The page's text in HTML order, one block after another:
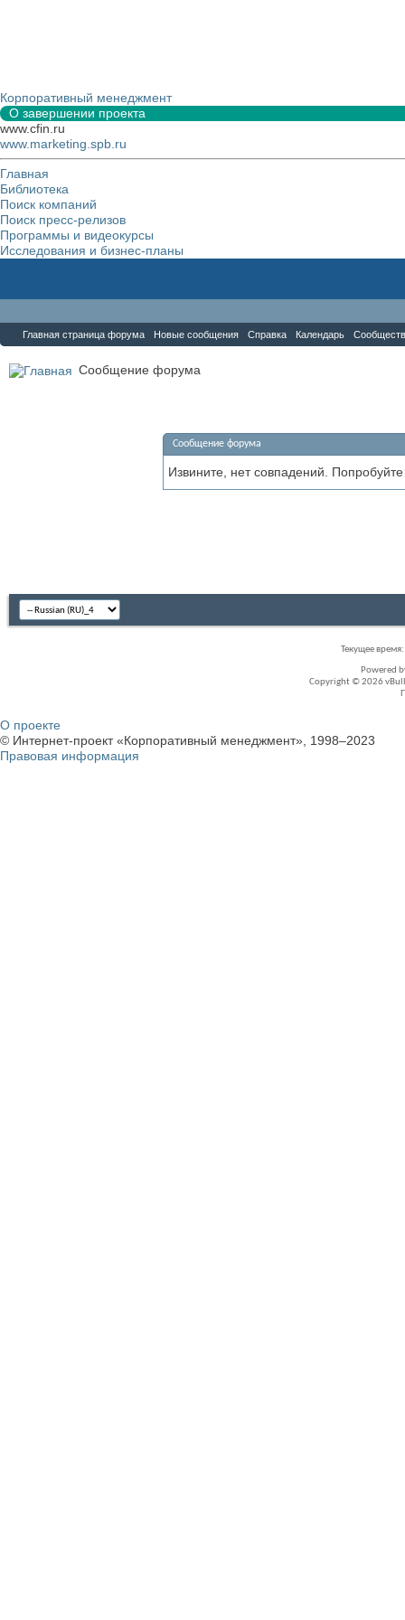
Корпоративный менеджмент
О завершении проекта
www.cfin.ru
www.marketing.spb.ru
Главная
Библиотека
Поиск компаний
Поиск пресс-релизов
Программы и видеокурсы
Исследования и бизнес-планы
Главная страница форума Новые сообщения Справка Календарь
Сообщение форума
Сообщение форума
Извините, нет совпадений.
Текущее время:
Powered
Copyright © 2026
О проекте
© Интернет-проект «Корпоративный менеджмент», 1998–2023
Правовая информация